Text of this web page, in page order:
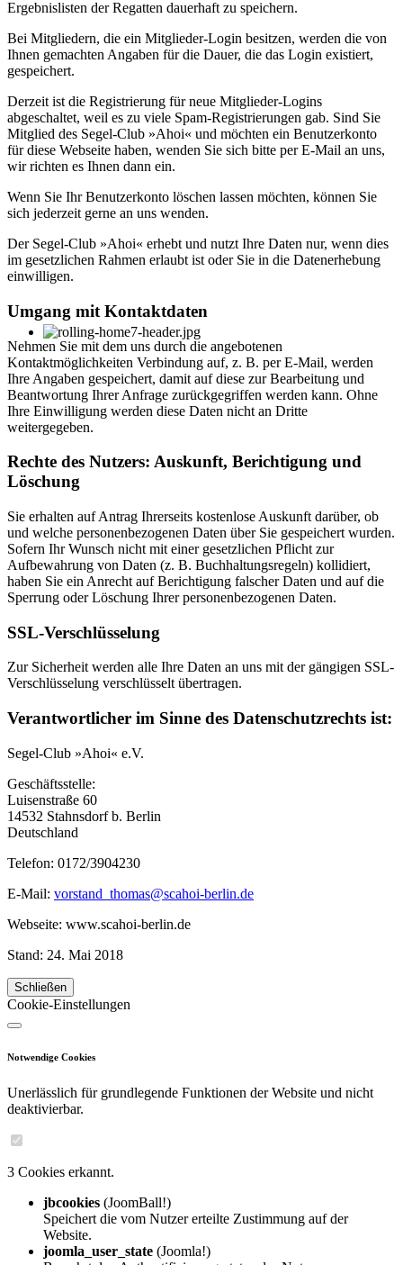
Ergebnislisten der Regatten dauerhaft zu speichern.
Bei Mitgliedern, die ein Mitglieder-Login besitzen, werden die von
Ihnen gemachten Angaben für die Dauer, die das Login existiert,
gespeichert.
Derzeit ist die Registrierung für neue Mitglieder-Logins
abgeschaltet, weil es zu viele Spam-Registrierungen gab. Sind Sie
Mitglied des Segel-Club »Ahoi« und möchten ein Benutzerkonto
für diese Webseite haben, wenden Sie sich bitte per E-Mail an uns,
wir richten es Ihnen dann ein.
Wenn Sie Ihr Benutzerkonto löschen lassen möchten, können Sie
sich jederzeit gerne an uns wenden.
Der Segel-Club »Ahoi« erhebt und nutzt Ihre Daten nur, wenn dies
im gesetzlichen Rahmen erlaubt ist oder Sie in die Datenerhebung
einwilligen.
Umgang mit Kontaktdaten
Nehmen Sie mit dem uns durch die angebotenen
Kontaktmöglichkeiten Verbindung auf, z. B. per E-Mail, werden
Ihre Angaben gespeichert, damit auf diese zur Bearbeitung und
Beantwortung Ihrer Anfrage zurückgegriffen werden kann. Ohne
Ihre Einwilligung werden diese Daten nicht an Dritte
weitergegeben.
Rechte des Nutzers: Auskunft, Berichtigung und
Löschung
Sie erhalten auf Antrag Ihrerseits kostenlose Auskunft darüber, ob
und welche personenbezogenen Daten über Sie gespeichert wurden.
Sofern Ihr Wunsch nicht mit einer gesetzlichen Pflicht zur
Aufbewahrung von Daten (z. B. Buchhaltungsregeln) kollidiert,
haben Sie ein Anrecht auf Berichtigung falscher Daten und auf die
Sperrung oder Löschung Ihrer personenbezogenen Daten.
SSL-Verschlüsselung
Zur Sicherheit werden alle Ihre Daten an uns mit der gängigen SSL-
Verschlüsselung verschlüsselt übertragen.
Verantwortlicher im Sinne des Datenschutzrechts ist:
Segel-Club »Ahoi« e.V.
Geschäftsstelle:
Luisenstraße 60
14532 Stahnsdorf b. Berlin
Deutschland
Telefon: 0172/3904230
E-Mail: vorstand_thomas@scahoi-berlin.de
Webseite: www.scahoi-berlin.de
Stand: 24. Mai 2018
Schließen
Cookie-Einstellungen
Notwendige Cookies
Unerlässlich für grundlegende Funktionen der Website und nicht
deaktivierbar.
3 Cookies erkannt.
jbcookies (JoomBall!)
Speichert die vom Nutzer erteilte Zustimmung auf der
Website.
joomla_user_state (Joomla!)